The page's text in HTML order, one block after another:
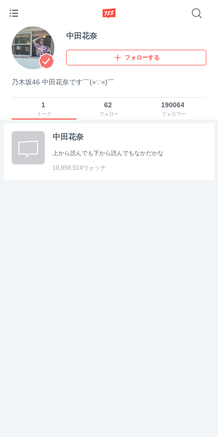
中田花奈
フォローする
乃木坂46 中田花奈です￣(=∵=)￣
1
トーク
62
フォロー
190064
フォロワー
中田花奈
上から読んでも下から読んでもなかだかな
10,958,514ウォッチ